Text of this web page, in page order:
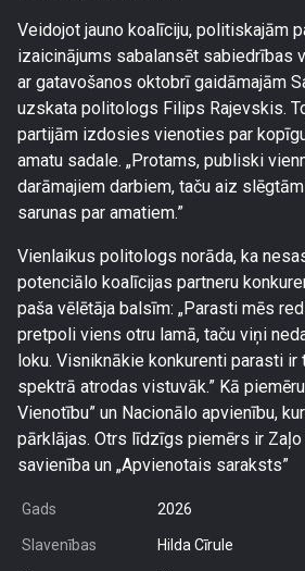
Veidojot jauno koalīciju, politiskajām
izaicinājums sabalansēt sabiedrības
ar gatavošanos oktobrī gaidāmajām
uzskata politologs Filips Rajevskis.
partijām izdosies vienoties par
amatu sadale. „Protams, publiski
darāmajiem darbiem, taču aiz
sarunas par amatiem.”
Vienlaikus politologs norāda, ka
potenciālo koalīcijas partneru
paša vēlētāja balsīm: „Parasti mēs
pretpoli viens otru lamā, taču viņi
loku. Visniknākie konkurenti parasti
spektrā atrodas vistuvāk.” Kā
Vienotību” un Nacionālo apvienību,
pārklājas. Otrs līdzīgs piemērs ir Zaļo
savienība un „Apvienotais saraksts”
Gads 2026
Slavenības Hilda Cīrule